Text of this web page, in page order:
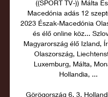
((SPORT TV-)) Málta
Macedónia adás 12
2023 Észak-Macedónia
és élő online köz...
Magyarország élő Izland,
Olaszország,
Luxemburg, Málta,
Hollandia, ...
Görögország 6, 3.